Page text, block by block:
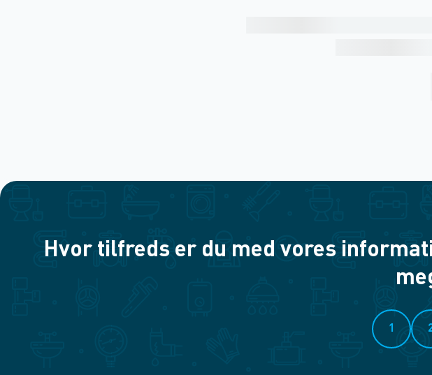
Hvor tilfreds er du med vores
1